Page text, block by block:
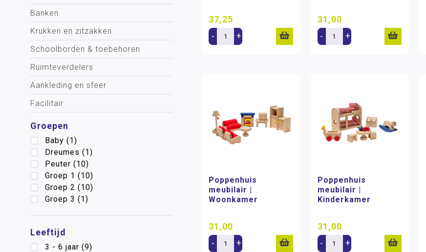
Banken
Krukken en zitzakken
Schoolborden & toebehoren
Ruimteverdelers
Aankleding en sfeer
Facilitair
Groepen
Baby (1)
Dreumes (1)
Peuter (10)
Groep 1 (10)
Groep 2 (10)
Groep 3 (1)
Leeftijd
3 - 6 jaar (9)
37,25
- +
31,00
- +
Poppenhuis
meubilair |
Woonkamer
31,00
- +
Poppenhuis
meubilair |
Kinderkamer
31,00
- +